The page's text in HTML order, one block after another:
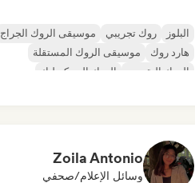
البلوز روك تجريبي
موسيقى الروك الجراج
هارد روك
موسيقى الروك المستقلة
الروك التقدمي
الروك السيكديليك
Zoila Antonio
وسائل الإعلام/صحفي